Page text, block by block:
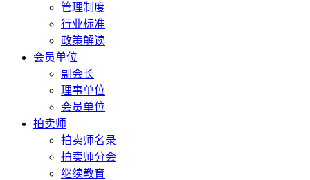
管理制度
行业标准
政策解读
会员单位
副会长
理事单位
会员单位
拍卖师
拍卖师名录
拍卖师分会
继续教育